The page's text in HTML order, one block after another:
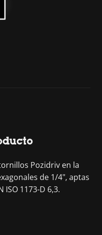
Pozidriv en la
de 1/4", aptas
1173-D 6,3.